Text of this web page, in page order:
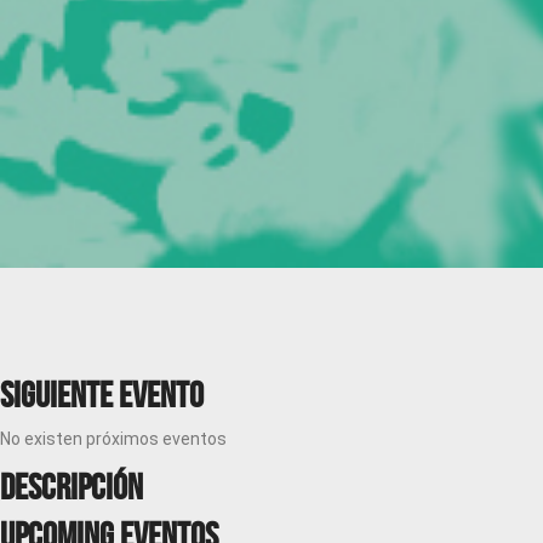
Siguiente evento
No existen próximos eventos
Descripción